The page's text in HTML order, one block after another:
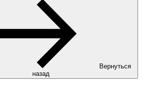
Вернуться
назад